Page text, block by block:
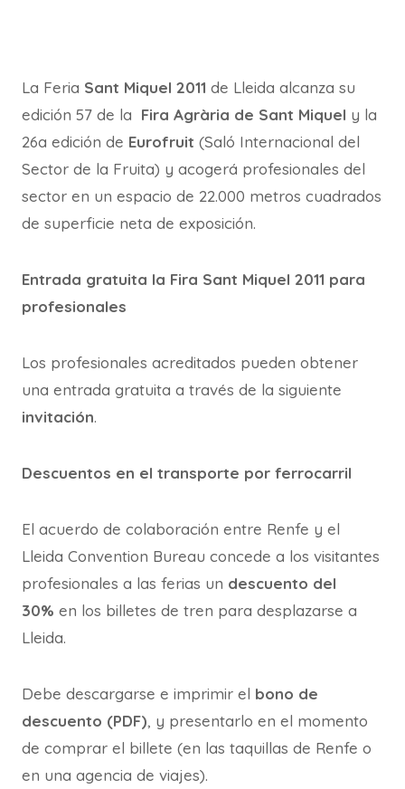
La Feria Sant Miquel 2011 de Lleida alcanza su
edición 57 de la Fira Agrària de Sant Miquel y la
26a edición de Eurofruit (Saló Internacional del
Sector de la Fruita) y acogerá profesionales del
sector en un espacio de 22.000 metros cuadrados
de superficie neta de exposición.
Entrada gratuita la Fira Sant Miquel 2011 para
profesionales
Los profesionales acreditados pueden obtener
una entrada gratuita a través de la siguiente
invitación.
Descuentos en el transporte por ferrocarril
El acuerdo de colaboración entre Renfe y el
Lleida Convention Bureau concede a los visitantes
profesionales a las ferias un descuento del
30% en los billetes de tren para desplazarse a
Lleida.
Debe descargarse e imprimir el bono de
descuento (PDF), y presentarlo en el momento
de comprar el billete (en las taquillas de Renfe o
en una agencia de viajes).